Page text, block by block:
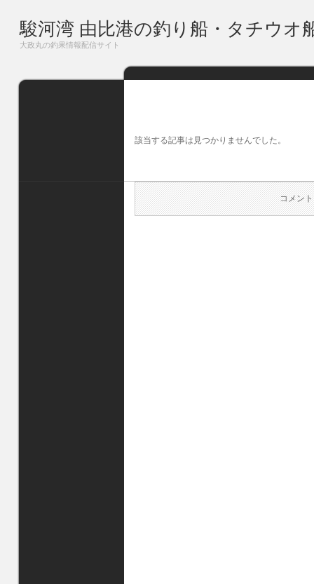
駿河湾 由比港の釣り船・タチウオ
大政丸の釣果情報配信サイト
該当する記事は見つかりませんでした。
コメン